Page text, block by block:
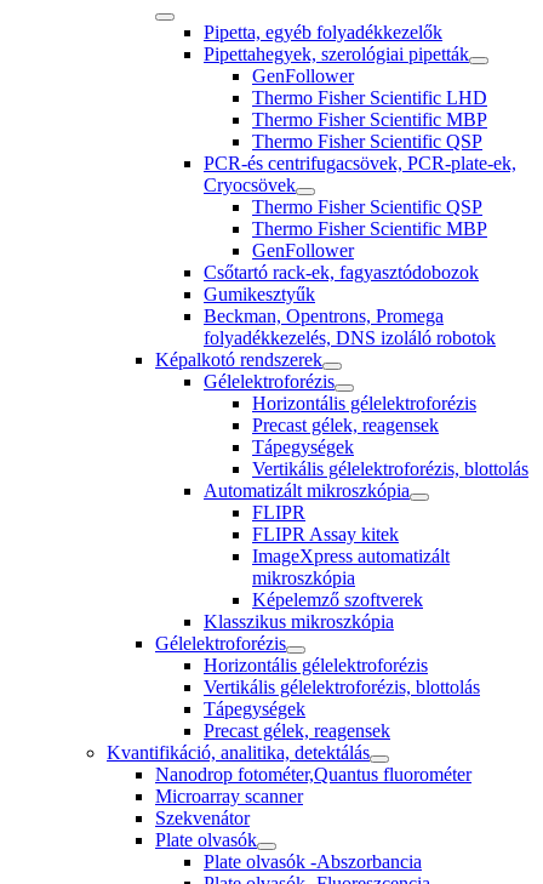
Pipetta, egyéb folyadékkezelők
Pipettahegyek, szerológiai pipetták
GenFollower
Thermo Fisher Scientific LHD
Thermo Fisher Scientific MBP
Thermo Fisher Scientific QSP
PCR-és centrifugacsövek, PCR-plate-ek,
Cryocsövek
Thermo Fisher Scientific QSP
Thermo Fisher Scientific MBP
GenFollower
Csőtartó rack-ek, fagyasztódobozok
Gumikesztyűk
Beckman, Opentrons, Promega
folyadékkezelés, DNS izoláló robotok
Képalkotó rendszerek
Gélelektroforézis
Horizontális gélelektroforézis
Precast gélek, reagensek
Tápegységek
Vertikális gélelektroforézis, blottolás
Automatizált mikroszkópia
FLIPR
FLIPR Assay kitek
ImageXpress automatizált
mikroszkópia
Képelemző szoftverek
Klasszikus mikroszkópia
Gélelektroforézis
Horizontális gélelektroforézis
Vertikális gélelektroforézis, blottolás
Tápegységek
Precast gélek, reagensek
Kvantifikáció, analitika, detektálás
Nanodrop fotométer,Quantus fluorométer
Microarray scanner
Szekvenátor
Plate olvasók
Plate olvasók -Abszorbancia